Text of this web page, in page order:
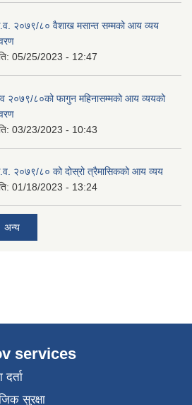
२०७९/८० वैशाख मसान्त सम्मको आय व्यय
05/25/2023 - 12:47
२०७९/८०को फागुन महिनासम्मको आय व्ययको
03/23/2023 - 10:43
२०७९/८० को दोस्रो त्रैमासिकको आय व्यय
01/18/2023 - 13:24
अन्य
services
सुरक्षा